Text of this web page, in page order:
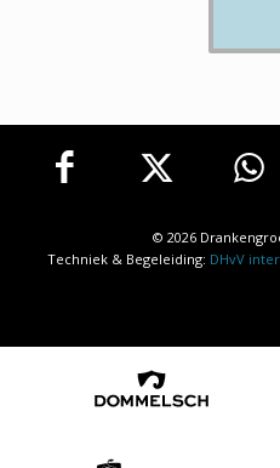
© 2026
Techniek & Begeleiding: DHvV